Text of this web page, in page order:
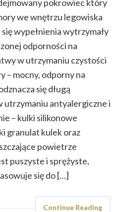
pokrowiec który
we wnętrzu legowiska
wypełnienia wytrzymały
odporności na
w utrzymaniu czystości
– mocny, odporny na
się długą
utrzymaniu antyalergiczne i
– kulki silikonowe
granulat kulek oraz
powietrze
puszyste i sprężyste,
się do […]
Continue Reading